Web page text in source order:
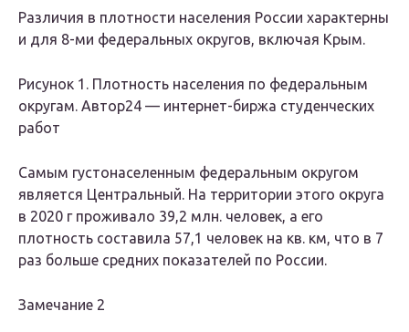
Различия в плотности населения России характерны
и для 8-ми федеральных округов, включая Крым.
Рисунок 1. Плотность населения по федеральным
округам. Автор24 — интернет-биржа студенческих
работ
Самым густонаселенным федеральным округом
является Центральный. На территории этого округа
в 2020 г проживало 39,2 млн. человек, а его
плотность составила 57,1 человек на кв. км, что в 7
раз больше средних показателей по России.
Замечание 2